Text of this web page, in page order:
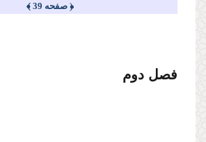
﴿ صفحه 39 ﴾
فصل دوم